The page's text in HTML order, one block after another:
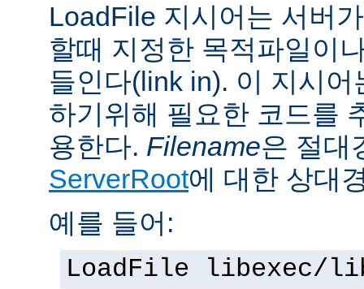
LoadFile 지시어는 서버
할때 지정한 목적파일이
들인다(link in). 이 지시
하기위해 필요한 코드를
용한다. Filename은 절대
ServerRoot에 대한 상대
예를 들어:
LoadFile libexec/